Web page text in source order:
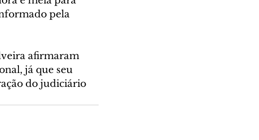
pela
afirmaram
já que seu
do judiciário